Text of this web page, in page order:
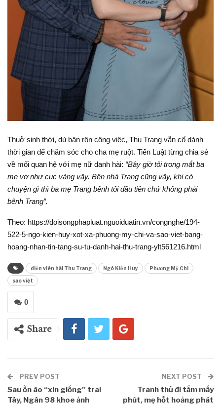
Thuở sinh thời, dù bận rộn công việc, Thu Trang vẫn cố dành
thời gian để chăm sóc cho cha mẹ ruột. Tiến Luật từng chia sẻ
về mối quan hệ với mẹ nữ danh hài: “Bây giờ tôi trong mắt ba
mẹ vợ như cục vàng vậy. Bên nhà Trang cũng vậy, khi có
chuyện gì thì ba mẹ Trang bênh tôi đầu tiên chứ không phải
bênh Trang”.
Theo: https://doisongphapluat.nguoiduatin.vn/congnghe/194-
522-5-ngo-kien-huy-xot-xa-phuong-my-chi-va-sao-viet-bang-
hoang-nhan-tin-tang-su-tu-danh-hai-thu-trang-ylt561216.html
diễn viên hài Thu Trang Ngô Kiến Huy Phương Mỹ Chi
sao việt
0
Share
PREV POST
Sau ồn ào “xin giống” trai
Tây, Ngân 98 khoe ảnh
NEXT POST
Tranh thủ đi tắm mấy
phút, mẹ hốt hoảng phát